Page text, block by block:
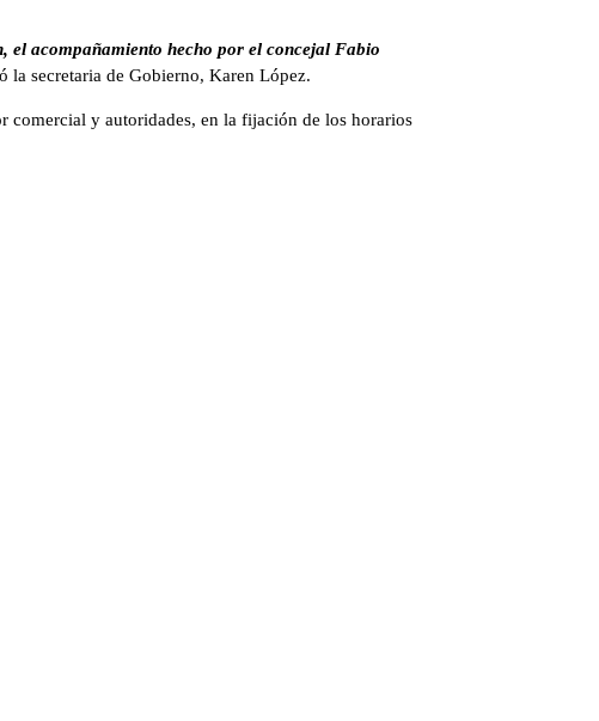
el acompañamiento hecho por el concejal Fabio
la secretaria de Gobierno, Karen López.
comercial y autoridades, en la fijación de los horarios